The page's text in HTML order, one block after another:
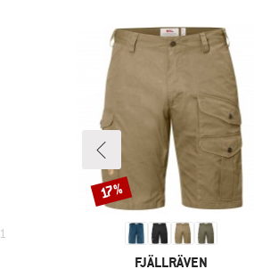
1
MARKE
FJÄLLRÄVEN
Rabatt
17%